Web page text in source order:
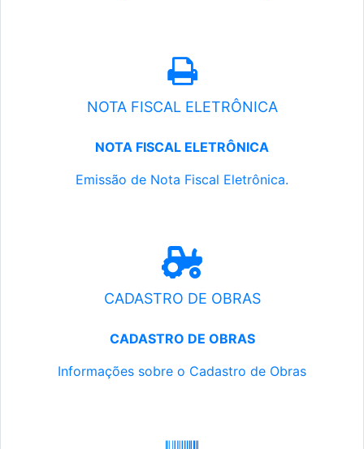
NOTA FISCAL ELETRÔNICA
NOTA FISCAL ELETRÔNICA
Emissão de Nota Fiscal Eletrônica.
CADASTRO DE OBRAS
CADASTRO DE OBRAS
Informações sobre o Cadastro de Obras